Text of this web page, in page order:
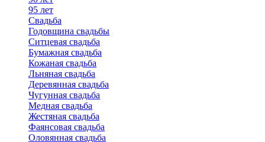
95 лет
Свадьба
Годовщина свадьбы
Ситцевая свадьба
Бумажная свадьба
Кожаная свадьба
Льняная свадьба
Деревянная свадьба
Чугунная свадьба
Медная свадьба
Жестяная свадьба
Фаянсовая свадьба
Оловянная свадьба